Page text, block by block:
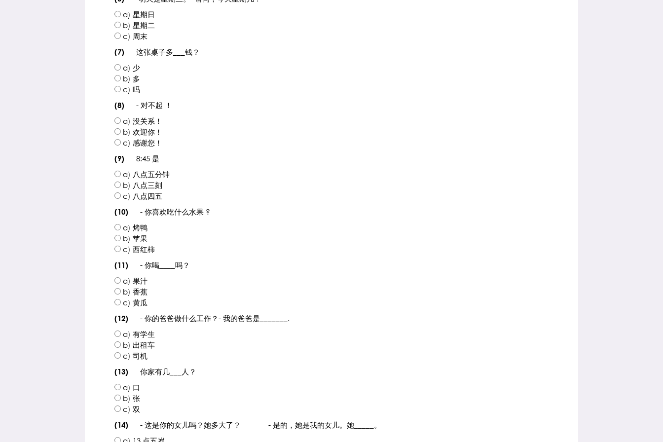
a) 星期日
b) 星期二
c) 周末
(7)
这张桌子多___钱？
a) 少
b) 多
c) 吗
(8)
- 对不起 ！
a) 没关系！
b) 欢迎你！
c) 感谢您！
(9)
8:45 是
a) 八点五分钟
b) 八点三刻
c) 八点四五
(10)
- 你喜欢吃什么水果 ?
a) 烤鸭
b) 苹果
c) 西红柿
(11)
- 你喝____吗？
a) 果汁
b) 香蕉
c) 黄瓜
(12)
- 你的爸爸做什么工作？- 我的爸爸是_______.
a) 有学生
b) 出租车
c) 司机
(13)
你家有几___人？
a) 口
b) 张
c) 双
(14)
- 这是你的女儿吗？她多大了？ - 是的，她是我的女儿。她_____。